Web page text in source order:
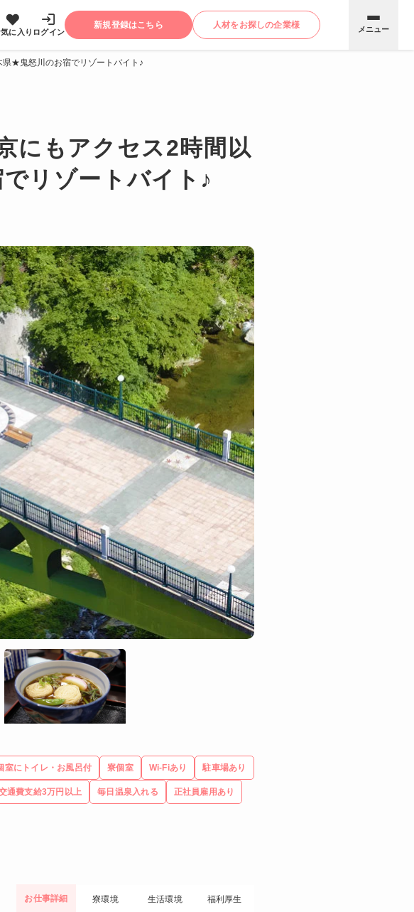
に入り ログイン
新規登録はこちら 人材をお探しの企業様 メニュー
★鬼怒川のお宿でリゾートバイト♪
にもアクセス2時間以
リゾートバイト♪
室にトイレ・お風呂付 寮個室 Wi-Fiあり 駐車場あり
通費支給3万円以上 毎日温泉入れる 正社員雇用あり
お仕事詳細 寮環境 生活環境 福利厚生